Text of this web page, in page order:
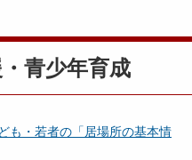
青少年育成
も・若者の「居場所の基本情